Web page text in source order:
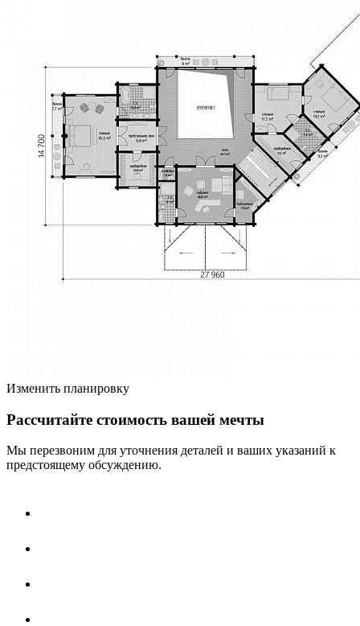
Изменить планировку
Рассчитайте стоимость вашей мечты
Мы перезвоним для уточнения деталей и ваших указаний к
предстоящему обсуждению.